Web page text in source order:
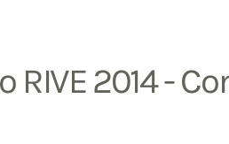
RIVE 2014 -